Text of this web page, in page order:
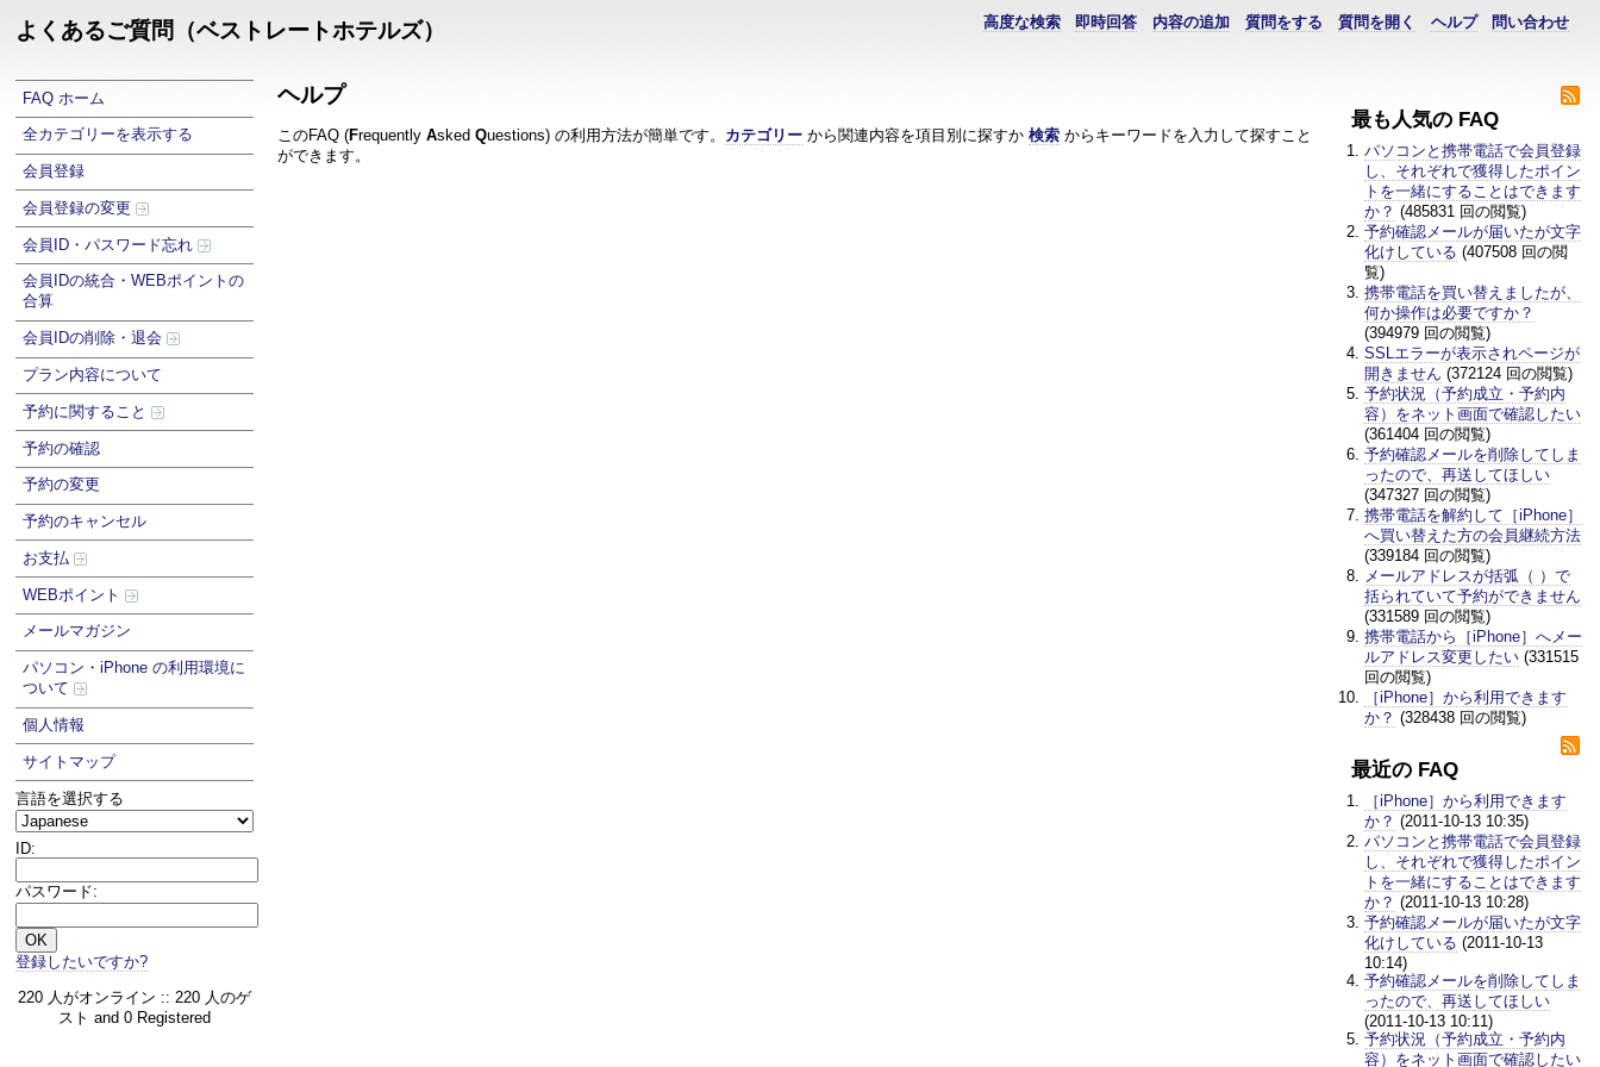
よくあるご質問（ベストレートホテルズ） 問い合わせ
ヘルプ
質問を開く
質問をする
内容の追加
即時回答
高度な検索
FAQ ホーム
全カテゴリーを表示する
会員登録
会員登録の変更
会員ID・パスワード忘れ
会員IDの統合・WEBポイントの
合算
会員IDの削除・退会
プラン内容について
予約に関すること
予約の確認
予約の変更
予約のキャンセル
お支払
WEBポイント
メールマガジン
パソコン・iPhone の利用環境に
ついて
個人情報
サイトマップ
言語を選択する
ID:
パスワード:
登録したいですか?
220 人がオンライン :: 220 人のゲ
スト and 0 Registered
最も人気の FAQ
パソコンと携帯電話で会員登録
し、それぞれで獲得したポイン
トを一緒にすることはできます
か？ (485831 回の閲覧)
予約確認メールが届いたが文字
化けしている (407508 回の閲
覧)
携帯電話を買い替えましたが、
何か操作は必要ですか？
(394979 回の閲覧)
SSLエラーが表示されページが
開きません (372124 回の閲覧)
予約状況（予約成立・予約内
容）をネット画面で確認したい
(361404 回の閲覧)
予約確認メールを削除してしま
ったので、再送してほしい
(347327 回の閲覧)
携帯電話を解約して［iPhone］
へ買い替えた方の会員継続方法
(339184 回の閲覧)
メールアドレスが括弧（ ）で
括られていて予約ができません
(331589 回の閲覧)
携帯電話から［iPhone］へメー
ルアドレス変更したい (331515
回の閲覧)
［iPhone］から利用できます
か？ (328438 回の閲覧)
最近の FAQ
［iPhone］から利用できます
か？ (2011-10-13 10:35)
パソコンと携帯電話で会員登録
し、それぞれで獲得したポイン
トを一緒にすることはできます
か？ (2011-10-13 10:28)
予約確認メールが届いたが文字
化けしている (2011-10-13
10:14)
予約確認メールを削除してしま
ったので、再送してほしい
(2011-10-13 10:11)
予約状況（予約成立・予約内
容）をネット画面で確認したい
ヘルプ
このFAQ (Frequently Asked Questions) の利用方法が簡単です。 カテゴリーから関連内容を項目別に探すか 検索からキーワードを入力して探すこと
ができます。